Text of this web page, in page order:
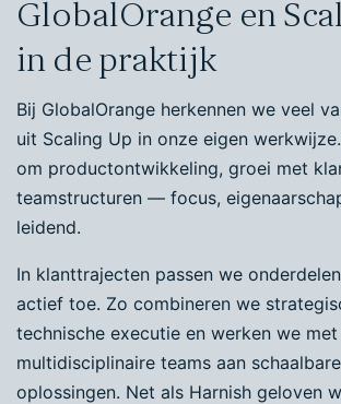
GlobalOrange en
in de praktijk
Bij GlobalOrange herkennen we veel
uit Scaling Up in onze eigen
om productontwikkeling, groei met
teamstructuren — focus,
leidend.
In klanttrajecten passen we
actief toe. Zo combineren we
technische executie en werken we met
multidisciplinaire teams aan
oplossingen. Net als Harnish geloven